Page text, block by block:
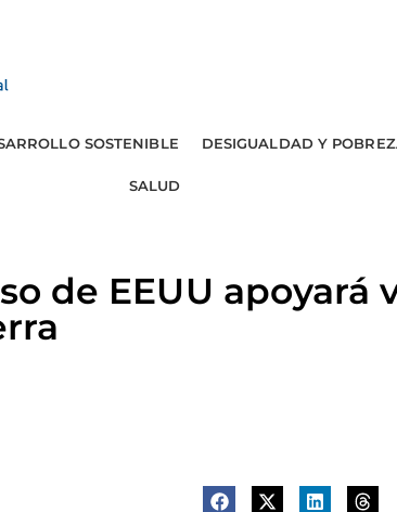
SOSTENIBLE DESIGUALDAD Y
SALUD
de EEUU apoyará